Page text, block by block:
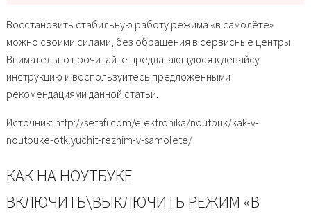
Восстановить стабильную работу режима «в самолёте»
можно своими силами, без обращения в сервисные центры.
Внимательно прочитайте предлагающуюся к девайсу
инструкцию и воспользуйтесь предложенными
рекомендациями данной статьи.
Источник: http://setafi.com/elektronika/noutbuk/kak-v-
noutbuke-otklyuchit-rezhim-v-samolete/
КАК НА НОУТБУКЕ
ВКЛЮЧИТЬ\ВЫКЛЮЧИТЬ РЕЖИМ «В